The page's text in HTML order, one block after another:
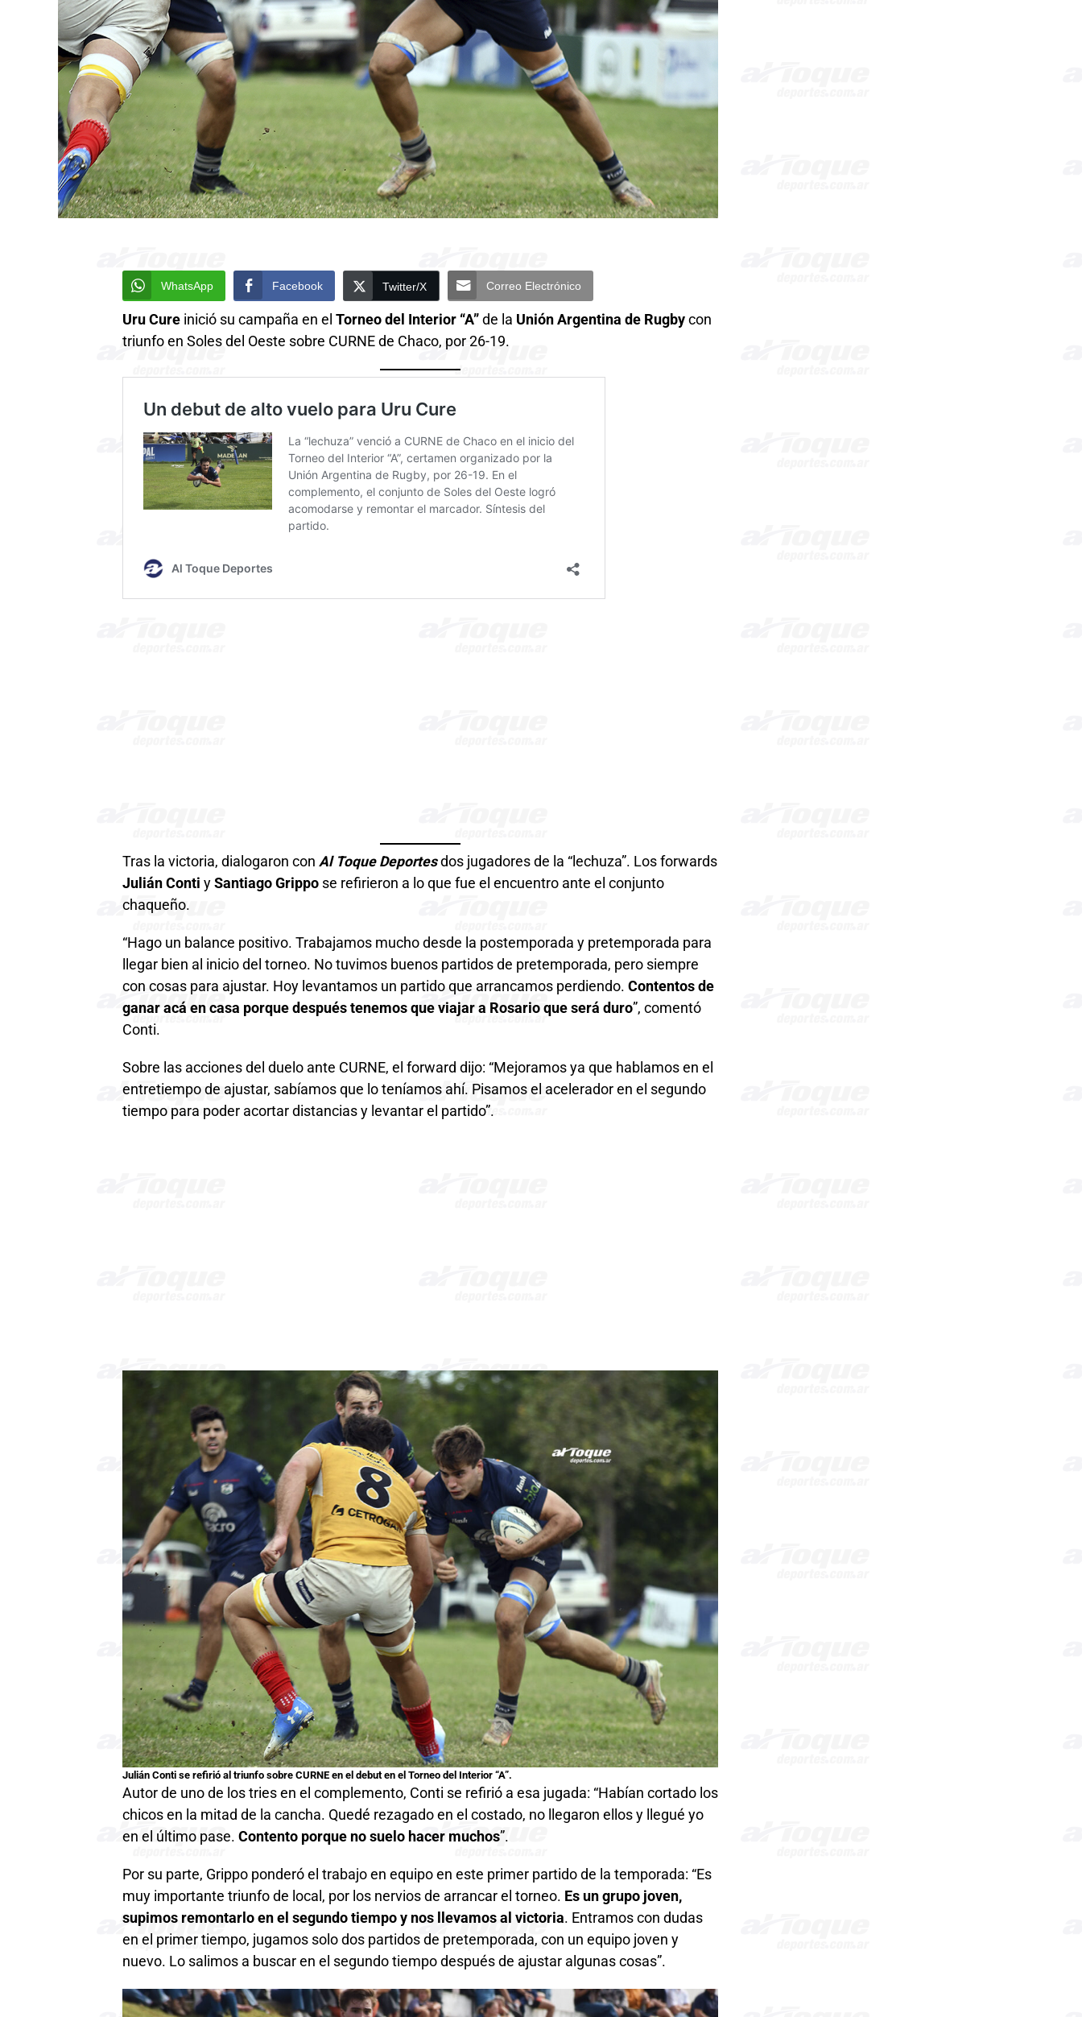
WhatsApp Facebook Twitter/X Correo Electrónico
Uru Cure inició su campaña en el Torneo del Interior “A” de la Unión Argentina de Rugby con
triunfo en Soles del Oeste sobre CURNE de Chaco, por 26-19.
Tras la victoria, dialogaron con Al Toque Deportesdos jugadores de la “lechuza”. Los forwards
Julián Conti y Santiago Grippo se refirieron a lo que fue el encuentro ante el conjunto
chaqueño.
“Hago un balance positivo. Trabajamos mucho desde la postemporada y pretemporada para
llegar bien al inicio del torneo. No tuvimos buenos partidos de pretemporada, pero siempre
con cosas para ajustar. Hoy levantamos un partido que arrancamos perdiendo. Contentos de
ganar acá en casa porque después tenemos que viajar a Rosario que será duro”, comentó
Conti.
Sobre las acciones del duelo ante CURNE, el forward dijo: “Mejoramos ya que hablamos en el
entretiempo de ajustar, sabíamos que lo teníamos ahí. Pisamos el acelerador en el segundo
tiempo para poder acortar distancias y levantar el partido”.
Julián Conti se refirió al triunfo sobre CURNE en el debut en el Torneo del Interior “A”.
Autor de uno de los tries en el complemento, Conti se refirió a esa jugada: “Habían cortado los
chicos en la mitad de la cancha. Quedé rezagado en el costado, no llegaron ellos y llegué yo
en el último pase. Contento porque no suelo hacer muchos”.
Por su parte, Grippo ponderó el trabajo en equipo en este primer partido de la temporada: “Es
muy importante triunfo de local, por los nervios de arrancar el torneo. Es un grupo joven,
supimos remontarlo en el segundo tiempo y nos llevamos al victoria. Entramos con dudas
en el primer tiempo, jugamos solo dos partidos de pretemporada, con un equipo joven y
nuevo. Lo salimos a buscar en el segundo tiempo después de ajustar algunas cosas”.